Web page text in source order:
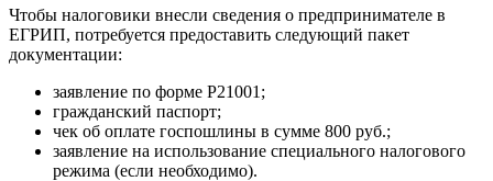
Чтобы налоговики внесли сведения о предпринимателе в
ЕГРИП, потребуется предоставить следующий пакет
документации:
заявление по форме Р21001;
гражданский паспорт;
чек об оплате госпошлины в сумме 800 руб.;
заявление на использование специального налогового
режима (если необходимо).